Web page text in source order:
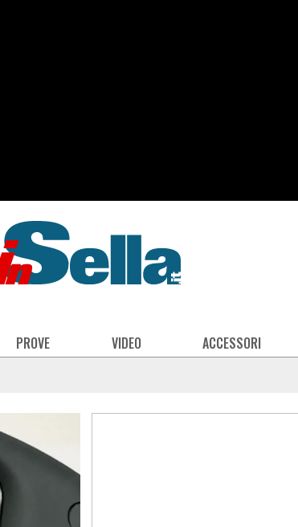
PROVE VIDEO ACCESSORI